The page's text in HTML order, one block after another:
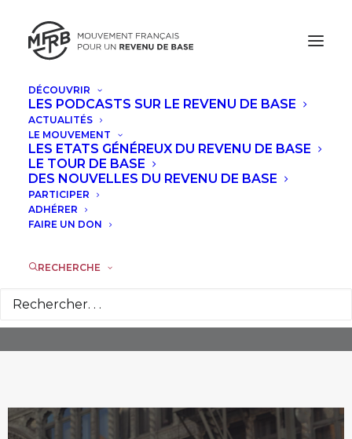
DÉCOUVRIR
LES PODCASTS SUR LE REVENU DE BASE
ACTUALITÉS
LE MOUVEMENT
LES ETATS GÉNÉREUX DU REVENU DE BASE
LE TOUR DE BASE
DES NOUVELLES DU REVENU DE BASE
PARTICIPER
ADHÉRER
FAIRE UN DON
RECHERCHE